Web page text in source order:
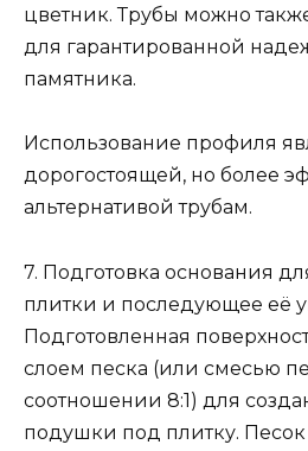
цветник. Трубы можно
для гарантированной
памятника.
Использование профиля
дорогостоящей, но более
альтернативой трубам.
7. Подготовка основания
плитки и последующее её
Подготовленная
слоем песка (или смесью
соотношении 8:1) для
подушки под плитку.